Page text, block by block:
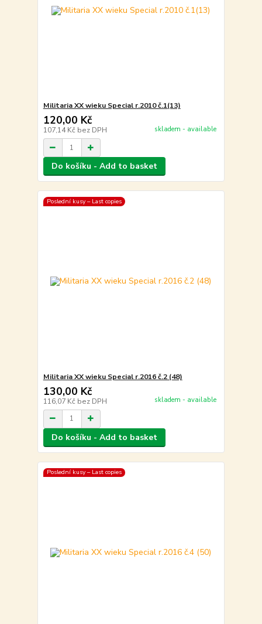
Militaria XX wieku Special r.2010 č.1(13)
120,00 Kč
107,14 Kč bez DPH skladem - available
Do košíku - Add to basket
Poslední kusy – Last copies
Militaria XX wieku Special r.2016 č.2 (48)
130,00 Kč
116,07 Kč bez DPH skladem - available
Do košíku - Add to basket
Poslední kusy – Last copies